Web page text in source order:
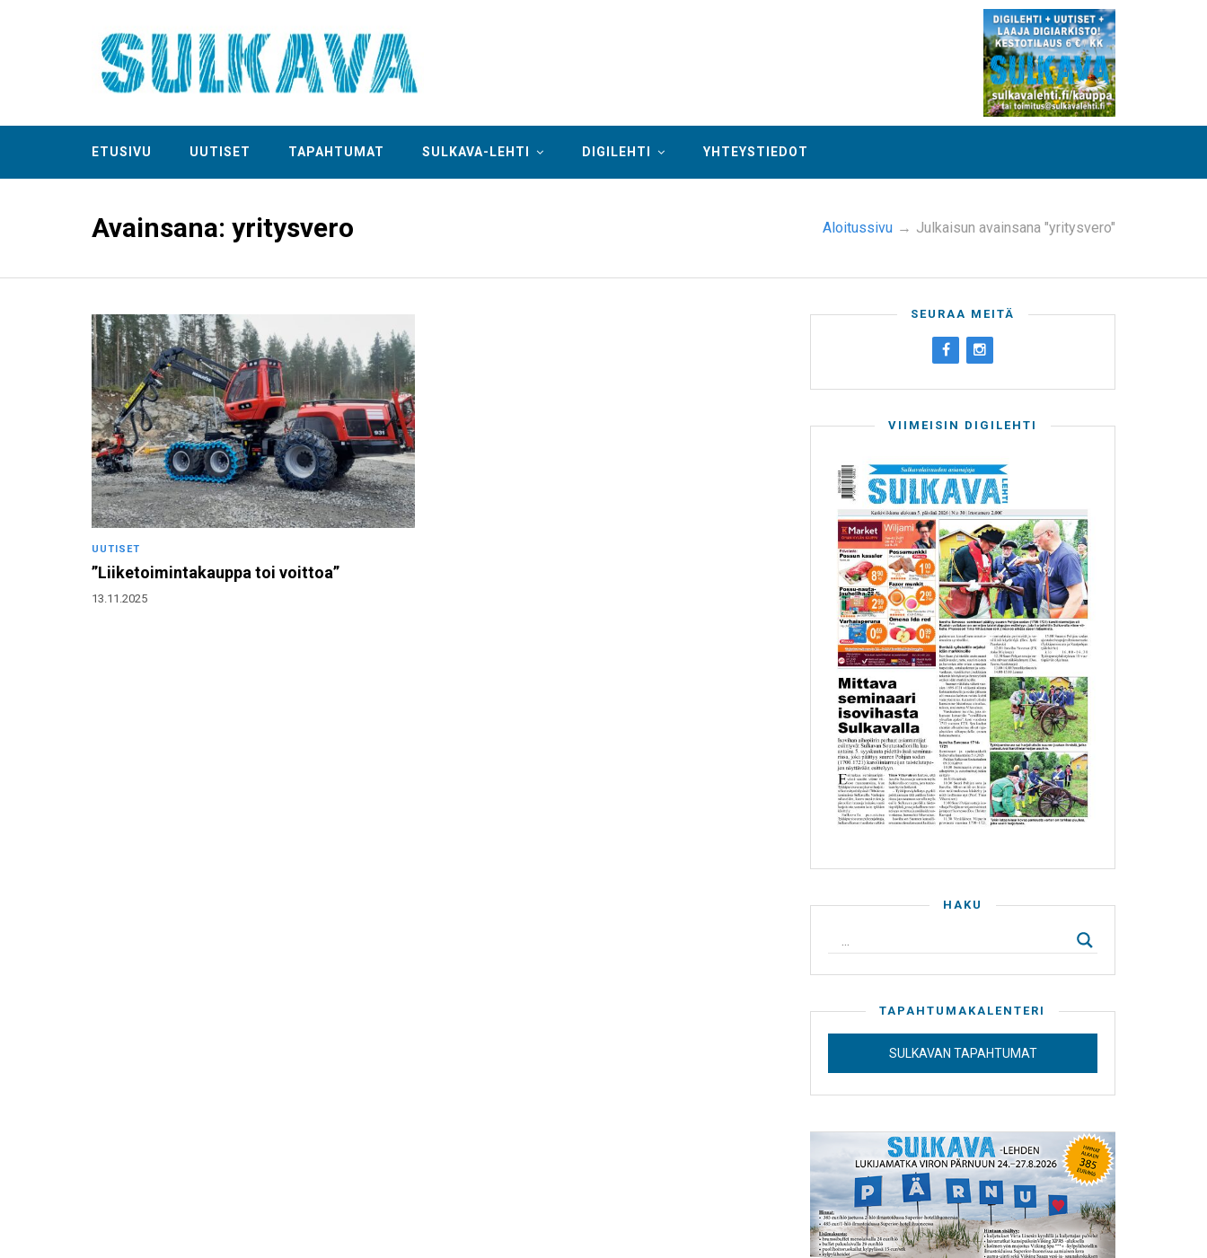
ETUSIVU UUTISET TAPAHTUMAT SULKAVA-LEHTI DIGILEHTI YHTEYSTIEDOT
Avainsana: yritysvero Aloitussivu → Julkaisun avainsana "yritysvero"
UUTISET
”Liiketoimintakauppa toi voittoa”
13.11.2025
SEURAA MEITÄ
VIIMEISIN DIGILEHTI
HAKU
TAPAHTUMAKALENTERI
SULKAVAN TAPAHTUMAT